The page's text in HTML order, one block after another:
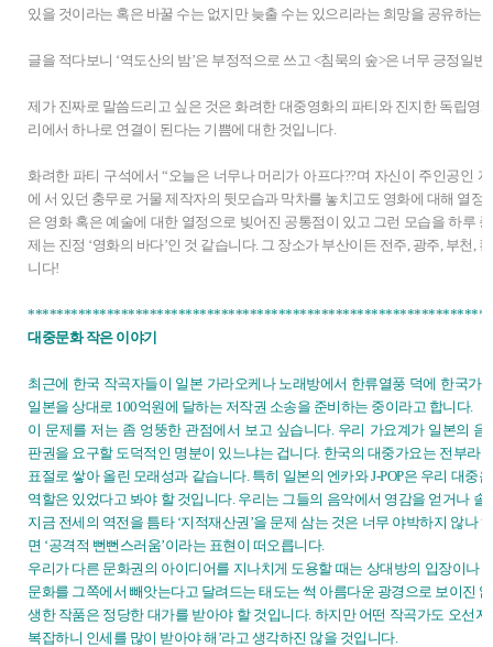
있을 것이라는 혹은 바꿀 수는 없지만 늦출 수는 있으리라는 희망을 공유하는
글을 적다보니 ‘역도산의 밤’은 부정적으로 쓰고 <침묵의 숲>은 너무 긍정일
제가 진짜로 말씀드리고 싶은 것은 화려한 대중영화의 파티와 진지한 독립영
리에서 하나로 연결이 된다는 기쁨에 대한 것입니다.
화려한 파티 구석에서 “오늘은 너무나 머리가 아프다??며 자신이 주인공인
에 서 있던 충무로 거물 제작자의 뒷모습과 막차를 놓치고도 영화에 대해 열정
은 영화 혹은 예술에 대한 열정으로 빚어진 공통점이 있고 그런 모습을 하루
제는 진정 ‘영화의 바다’인 것 같습니다. 그 장소가 부산이든 전주, 광주, 부천
니다!
대중문화 작은 이야기
최근에 한국 작곡자들이 일본 가라오케나 노래방에서 한류열풍 덕에 한국가
일본을 상대로 100억원에 달하는 저작권 소송을 준비하는 중이라고 합니다.
이 문제를 저는 좀 엉뚱한 관점에서 보고 싶습니다. 우리 가요계가 일본의 음
판권을 요구할 도덕적인 명분이 있느냐는 겁니다. 한국의 대중가요는 전부라
표절로 쌓아 올린 모래성과 같습니다. 특히 일본의 엔카와 J-POP은 우리 대중
역할은 있었다고 봐야 할 것입니다. 우리는 그들의 음악에서 영감을 얻거나 솔
지금 전세의 역전을 틈타 ‘지적재산권’을 문제 삼는 것은 너무 야박하지 않나
면 ‘공격적 뻔뻔스러움’이라는 표현이 떠오릅니다.
우리가 다른 문화권의 아이디어를 지나치게 도용할 때는 상대방의 입장이나
문화를 그쪽에서 빼앗는다고 달려드는 태도는 썩 아름다운 광경으로 보이진
생한 작품은 정당한 대가를 받아야 할 것입니다. 하지만 어떤 작곡가도 오선
복잡하니 인세를 많이 받아야 해’라고 생각하진 않을 것입니다.